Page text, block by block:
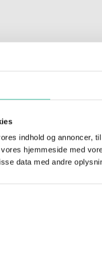
indhold og annoncer,
hjemmeside med
data med andre